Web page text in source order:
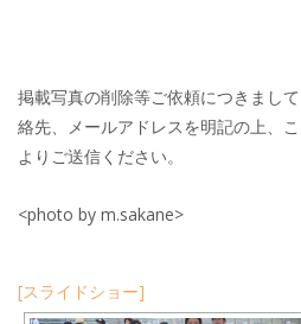
掲載写真の削除等ご依頼につきまし
絡先、メールアドレスを明記の上、
よりご送信ください。
<photo by m.sakane>
[スライドショー]